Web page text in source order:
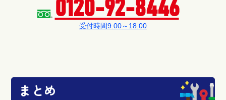
0120-92-8446
受付時間9:00～18:00
まとめ